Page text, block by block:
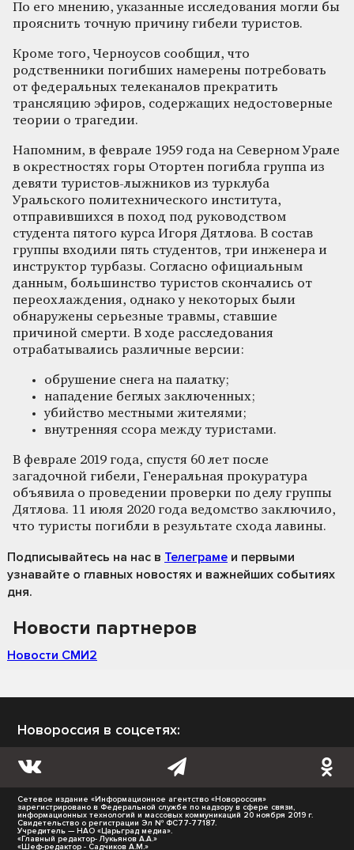
По его мнению, указанные исследования могли бы
прояснить точную причину гибели туристов.
Кроме того, Черноусов сообщил, что
родственники погибших намерены потребовать
от федеральных телеканалов прекратить
трансляцию эфиров, содержащих недостоверные
теории о трагедии.
Напомним, в феврале 1959 года на Северном Урале
в окрестностях горы Отортен погибла группа из
девяти туристов-лыжников из турклуба
Уральского политехнического института,
отправившихся в поход под руководством
студента пятого курса Игоря Дятлова. В состав
группы входили пять студентов, три инженера и
инструктор турбазы. Согласно официальным
данным, большинство туристов скончались от
переохлаждения, однако у некоторых были
обнаружены серьезные травмы, ставшие
причиной смерти. В ходе расследования
отрабатывались различные версии:
обрушение снега на палатку;
нападение беглых заключенных;
убийство местными жителями;
внутренняя ссора между туристами.
В феврале 2019 года, спустя 60 лет после
загадочной гибели, Генеральная прокуратура
объявила о проведении проверки по делу группы
Дятлова. 11 июля 2020 года ведомство заключило,
что туристы погибли в результате схода лавины.
Подписывайтесь на нас в Телеграме и первыми
узнавайте о главных новостях и важнейших событиях
дня.
Новости партнеров
Новости СМИ2
Новороссия в соцсетях:
Сетевое издание «Информационное агентство «Новороссия»
зарегистрировано в Федеральной службе по надзору в сфере связи,
информационных технологий и массовых коммуникаций 20 ноября 2019 г.
Свидетельство о регистрации Эл № ФС77-77187.
Учредитель — НАО «Царьград медиа».
«Главный редактор- Лукьянов А.А.»
«Шеф-редактор - Садчиков А.М.»